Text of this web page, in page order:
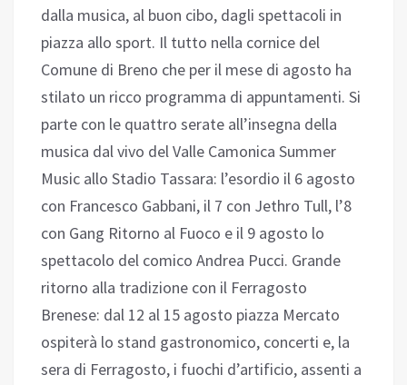
dalla musica, al buon cibo, dagli spettacoli in
piazza allo sport. Il tutto nella cornice del
Comune di Breno che per il mese di agosto ha
stilato un ricco programma di appuntamenti. Si
parte con le quattro serate all’insegna della
musica dal vivo del Valle Camonica Summer
Music allo Stadio Tassara: l’esordio il 6 agosto
con Francesco Gabbani, il 7 con Jethro Tull, l’8
con Gang Ritorno al Fuoco e il 9 agosto lo
spettacolo del comico Andrea Pucci. Grande
ritorno alla tradizione con il Ferragosto
Brenese: dal 12 al 15 agosto piazza Mercato
ospiterà lo stand gastronomico, concerti e, la
sera di Ferragosto, i fuochi d’artificio, assenti a